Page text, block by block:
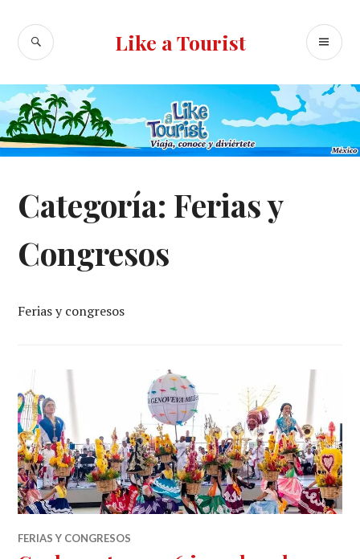
contenido
Like a Tourist
BUSCAR
Categoría: Ferias y
Congresos
Ferias y congresos
FERIAS Y CONGRESOS